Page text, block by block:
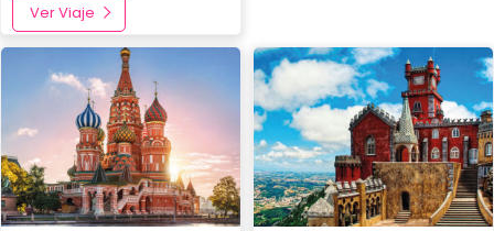
Ver Viaje